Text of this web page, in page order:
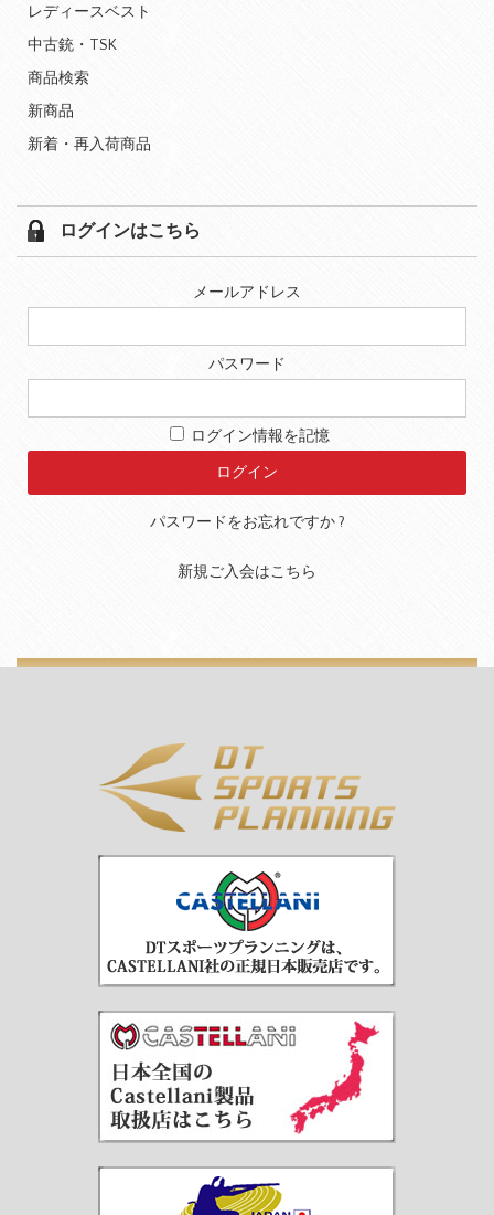
レディースベスト
中古銃・TSK
商品検索
新商品
新着・再入荷商品
ログインはこちら
メールアドレス
パスワード
ログイン情報を記憶
パスワードをお忘れですか ?
新規ご入会はこちら